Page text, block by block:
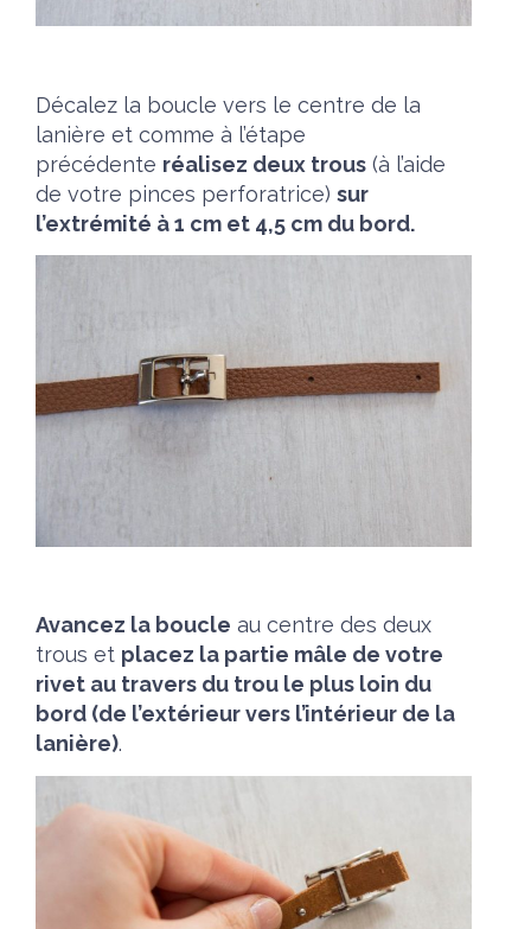
Décalez la boucle vers le centre de la
lanière et comme à l’étape
précédente réalisez deux trous (à l’aide
de votre pinces perforatrice) sur
l’extrémité à 1 cm et 4,5 cm du bord.
Avancez la boucle au centre des deux
trous et placez la partie mâle de votre
rivet au travers du trou le plus loin du
bord (de l’extérieur vers l’intérieur de la
lanière).